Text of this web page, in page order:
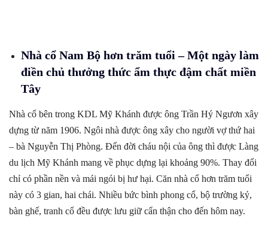
Nhà cổ Nam Bộ hơn trăm tuổi – Một ngày làm
điền chủ thưởng thức ẩm thực đậm chất miền
Tây
Nhà cổ bên trong KDL Mỹ Khánh được ông Trần Hý Ngươn xây
dựng từ năm 1906. Ngôi nhà được ông xây cho người vợ thứ hai
– bà Nguyễn Thị Phòng. Đến đời cháu nội của ông thì được Làng
du lịch Mỹ Khánh mang về phục dựng lại khoảng 90%. Thay đổi
chỉ có phần nền và mái ngói bị hư hại. Căn nhà cổ hơn trăm tuổi
này có 3 gian, hai chái. Nhiều bức bình phong cổ, bộ trường kỷ,
bàn ghế, tranh cổ đều được lưu giữ cẩn thận cho đến hôm nay.